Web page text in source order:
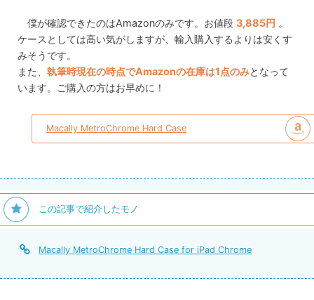
僕が確認できたのはAmazonのみです。お値段3,885円 。
ケースとしては高い気がしますが、輸入購入するよりは安くす
みそうです。
また、 執筆時現在の時点でAmazonの在庫は1点のみとなって
います。ご購入の方はお早めに！
Macally MetroChrome Hard Case
この記事で紹介したモノ
Macally MetroChrome Hard Case for iPad Chrome